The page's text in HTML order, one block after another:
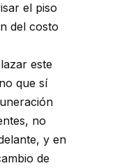
el piso
del costo
este
que sí
no
y en
de